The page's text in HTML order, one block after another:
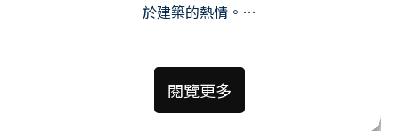
於建築的熱情。…
閱覽更多